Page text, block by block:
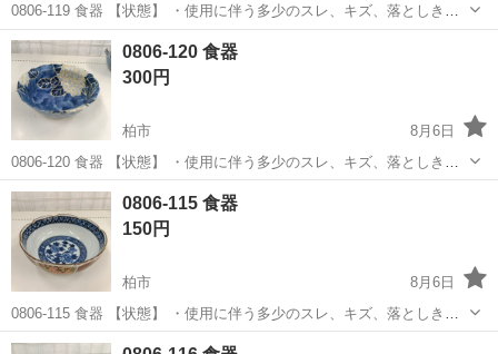
0806-119 食器 【状態】 ・使用に伴う多少のスレ、キズ、落としきれ
ない汚れなどございます ・詳細は現地でご確認ください ・お値引きは
出来かねますのでご了承願います ※中古品のため、状態についてはご
理...
千葉 柏市 現地
0806-120 食器
300円
柏市
8月6日
0806-120 食器 【状態】 ・使用に伴う多少のスレ、キズ、落としきれ
ない汚れなどございます ・詳細は現地でご確認ください ・お値引きは
出来かねますのでご了承願います ※中古品のため、状態についてはご
理...
千葉 柏市 現地
0806-115 食器
150円
柏市
8月6日
0806-115 食器 【状態】 ・使用に伴う多少のスレ、キズ、落としきれ
ない汚れなどございます ・詳細は現地でご確認ください ・お値引きは
千葉 柏市 現地